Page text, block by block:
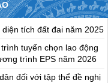
tích đất đai năm 2025
tuyển chọn lao động
trình EPS năm 2026
đối với tập thể đề nghị